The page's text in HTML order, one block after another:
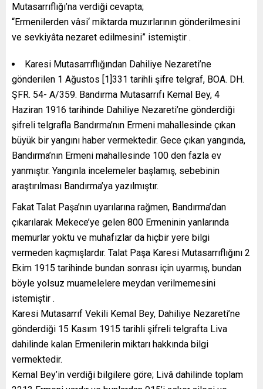
Mutasarrıflığı’na verdiği cevapta;
“Ermenilerden vâsi‘ miktarda muzırlarının gönderilmesini
ve sevkiyâta nezaret edilmesini” istemiştir .
Karesi Mutasarrıflığından Dahiliye Nezareti’ne
gönderilen 1 Ağustos [1]331 tarihli şifre telgraf, BOA. DH.
ŞFR. 54- A/359. Bandırma Mutasarrıfı Kemal Bey, 4
Haziran 1916 tarihinde Dahiliye Nezareti’ne gönderdiği
şifreli telgrafla Bandırma’nın Ermeni mahallesinde çıkan
büyük bir yangını haber vermektedir. Gece çıkan yangında,
Bandırma’nın Ermeni mahallesinde 100 den fazla ev
yanmıştır. Yangınla incelemeler başlamış, sebebinin
araştırılması Bandırma’ya yazılmıştır.
Fakat Talat Paşa’nın uyarılarına rağmen, Bandırma’dan
çıkarılarak Mekece’ye gelen 800 Ermeninin yanlarında
memurlar yoktu ve muhafızlar da hiçbir yere bilgi
vermeden kaçmışlardır. Talat Paşa Karesi Mutasarrıflığını 2
Ekim 1915 tarihinde bundan sonrası için uyarmış, bundan
böyle yolsuz muamelelere meydan verilmemesini
istemiştir .
Karesi Mutasarrıf Vekili Kemal Bey, Dahiliye Nezareti’ne
gönderdiği 15 Kasım 1915 tarihli şifreli telgrafta Liva
dahilinde kalan Ermenilerin miktarı hakkında bilgi
vermektedir.
Kemal Bey’in verdiği bilgilere göre; Livâ dahilinde toplam